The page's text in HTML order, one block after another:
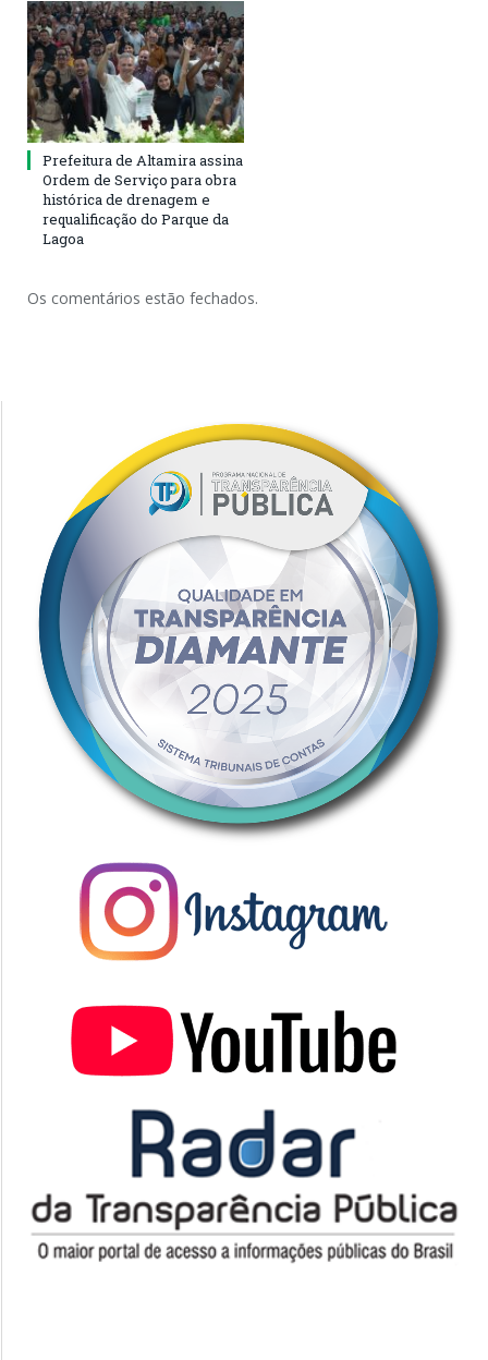
Prefeitura de Altamira assina
Ordem de Serviço para obra
histórica de drenagem e
requalificação do Parque da
Lagoa
Os comentários estão fechados.